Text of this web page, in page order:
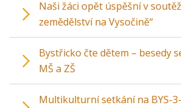
Naši žáci opět úspěšní v
zemědělství na Vysočině“
Bystřicko čte dětem – besedy
MŠ a ZŠ
Multikulturní setkání na BYS-